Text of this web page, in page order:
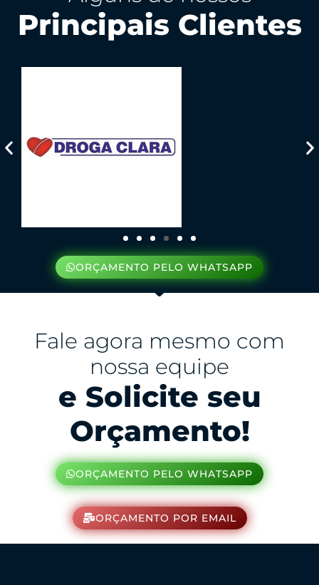
Principais Clientes
ORÇAMENTO PELO WHATSAPP
Fale agora mesmo com
nossa equipe
e Solicite seu
Orçamento!
ORÇAMENTO PELO WHATSAPP
ORÇAMENTO POR EMAIL